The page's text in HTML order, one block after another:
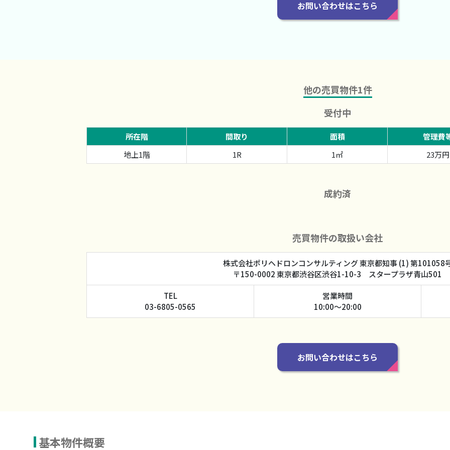
お問い合わせはこちら
他の売買物件1件
受付中
所在階 間取り 面積 管理費
地上1階
1R 1㎡ 23万円
成約済
売買物件の取扱い会社
株式会社ポリヘドロンコンサルティング 東京都知事 (1) 第101058
〒150-0002 東京都渋谷区渋谷1-10-3 スタープラザ青山501
TEL
03-6805-0565
営業時間
10:00～20:00
お問い合わせはこちら
基本物件概要